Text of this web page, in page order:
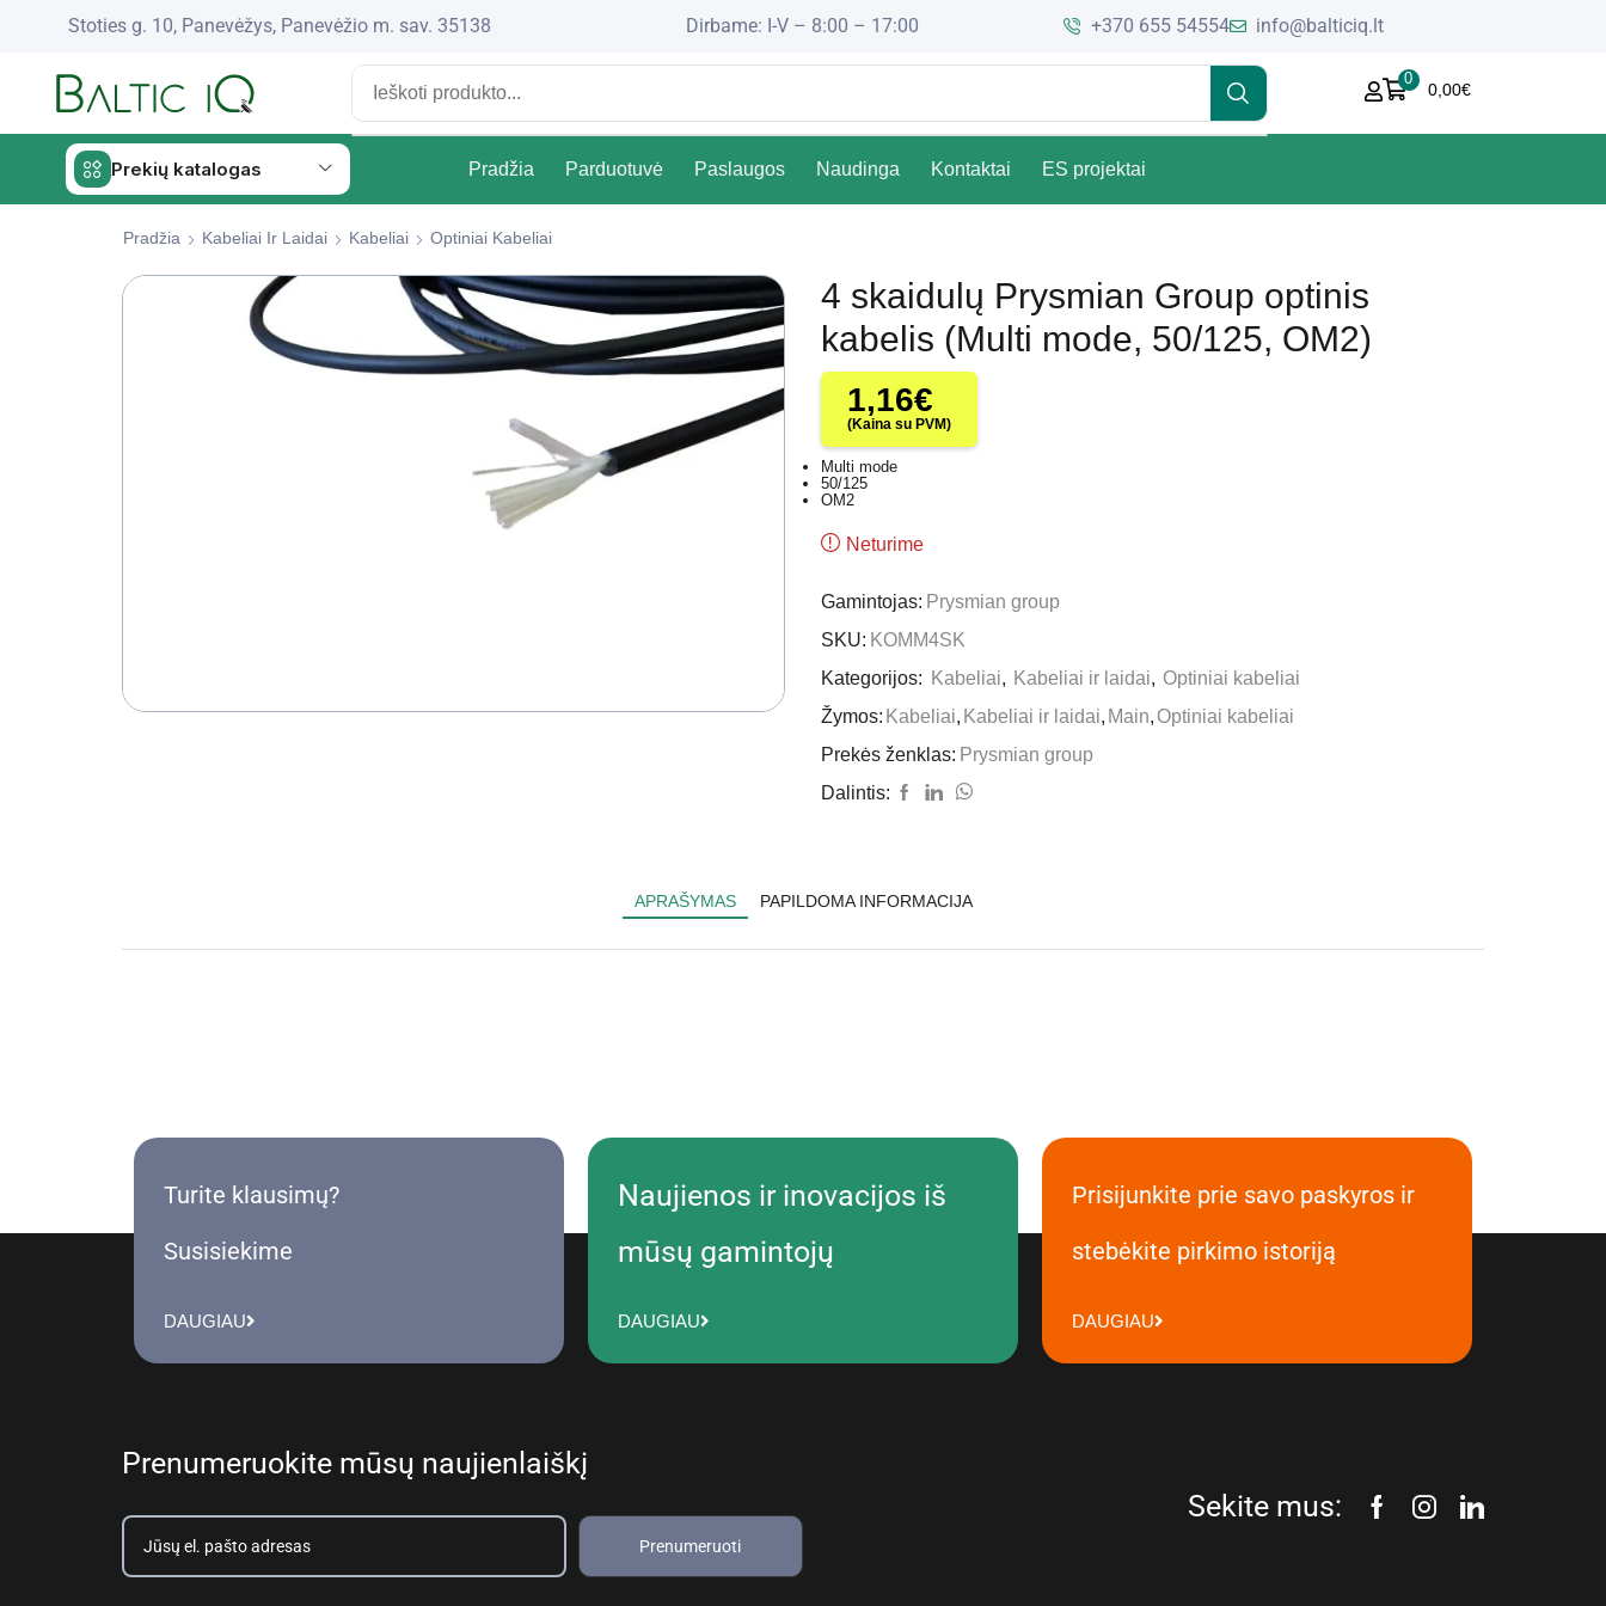
Stoties g. 10, Panevėžys, Panevėžio m. sav. 35138 Dirbame: I-V – 8:00 – 17:00 +370 655 54554 info@balticiq.lt
0
0,00€
Prekių katalogas Pradžia Parduotuvė Paslaugos Naudinga Kontaktai ES projektai
Pradžia Kabeliai Ir Laidai Kabeliai Optiniai Kabeliai
4 skaidulų Prysmian Group optinis
kabelis (Multi mode, 50/125, OM2)
1,16€
(Kaina su PVM)
Multi mode
50/125
OM2
Neturime
Gamintojas: Prysmian group
SKU: KOMM4SK
Kategorijos:
Kabeliai, Kabeliai ir laidai, Optiniai kabeliai
Žymos: Kabeliai, Kabeliai ir laidai, Main,Optiniai kabeliai
Prekės ženklas: Prysmian group
Dalintis:
APRAŠYMAS PAPILDOMA INFORMACIJA
Turite klausimų?
Susisiekime
DAUGIAU
Naujienos ir inovacijos iš
mūsų gamintojų
DAUGIAU
Prisijunkite prie savo paskyros ir
stebėkite pirkimo istoriją
DAUGIAU
Prenumeruokite mūsų naujienlaiškį
Prenumeruoti
Sekite mus: